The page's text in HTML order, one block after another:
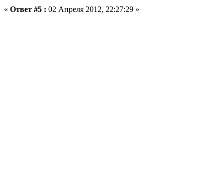
« Ответ #5 : 02 Апреля 2012, 22:27:29 »